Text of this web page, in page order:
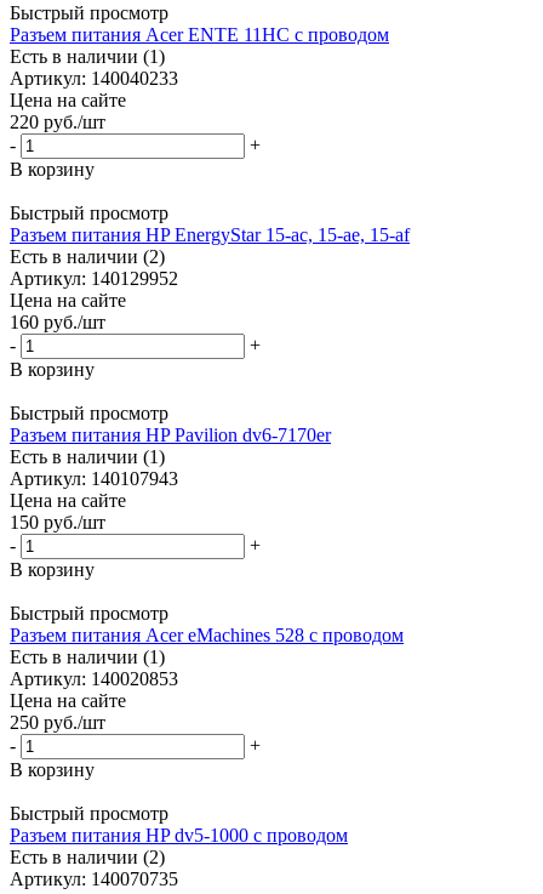
Быстрый просмотр
Разъем питания Acer ENTE 11HC c проводом
Есть в наличии (1)
Артикул: 140040233
Цена на сайте
220 руб./шт
-
+
В корзину
Быстрый просмотр
Разъем питания HP EnergyStar 15-ac, 15-ae, 15-af
Есть в наличии (2)
Артикул: 140129952
Цена на сайте
160 руб./шт
-
+
В корзину
Быстрый просмотр
Разъем питания HP Pavilion dv6-7170er
Есть в наличии (1)
Артикул: 140107943
Цена на сайте
150 руб./шт
-
+
В корзину
Быстрый просмотр
Разъем питания Acer eMachines 528 с проводом
Есть в наличии (1)
Артикул: 140020853
Цена на сайте
250 руб./шт
-
+
В корзину
Быстрый просмотр
Разъем питания HP dv5-1000 с проводом
Есть в наличии (2)
Артикул: 140070735